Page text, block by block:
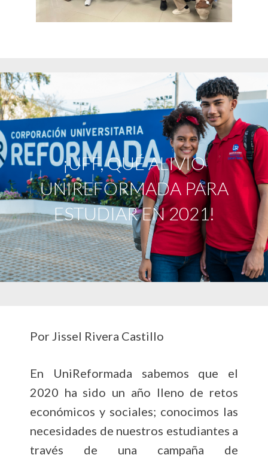
¡UFF, QUÉ ALIVIO
UNIREFORMADA PARA
ESTUDIAR EN 2021!
Por Jissel Rivera Castillo
En UniReformada sabemos que el
2020 ha sido un año lleno de retos
económicos y sociales; conocimos las
necesidades de nuestros estudiantes a
través de una campaña de